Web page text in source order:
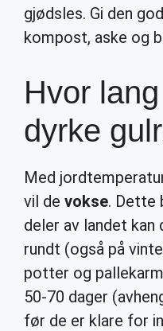
gjødsles. Gi den
kompost, aske og
Hvor
dyrke
Med
vil devokse. Dette
deler av landet
rundt (også på
potter og
50-70 dager
før de er klare for